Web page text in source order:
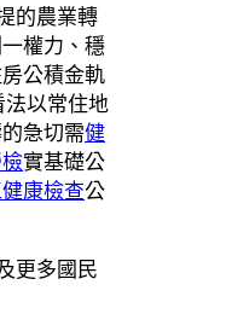
的農業轉
權力、穩
公積金軌
以常住地
急切需健
實基礎公
康檢查公
更多國民